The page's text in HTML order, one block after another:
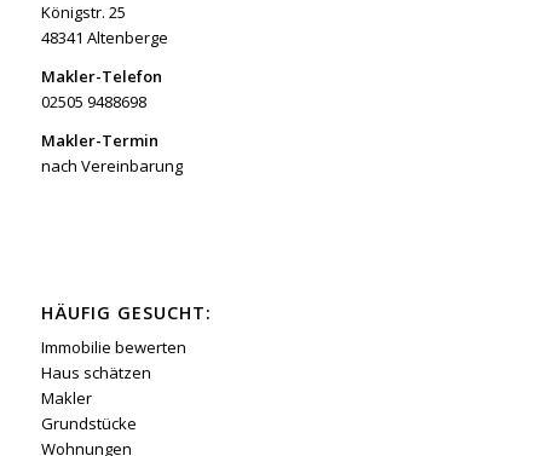
Königstr. 25
48341 Altenberge
Makler-Telefon
02505 9488698
Makler-Termin
nach Vereinbarung
HÄUFIG GESUCHT:
Immobilie bewerten
Haus schätzen
Makler
Grundstücke
Wohnungen